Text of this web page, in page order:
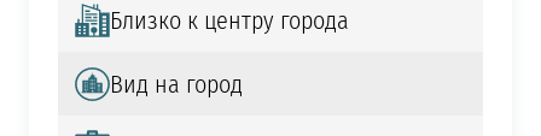
Близко к центру города
Вид на город